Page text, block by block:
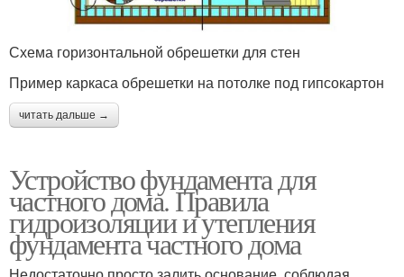
Схема горизонтальной обрешетки для стен
Пример каркаса обрешетки на потолке под гипсокартон
читать дальше →
Устройство фундамента для
частного дома. Правила
гидроизоляции и утепления
фундамента частного дома